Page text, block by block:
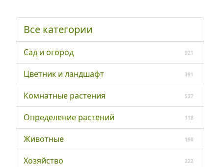
Все категории
Сад и огород 921
Цветник и ландшафт 391
Комнатные растения 537
Определение растений 118
Животные 190
Хозяйство 222